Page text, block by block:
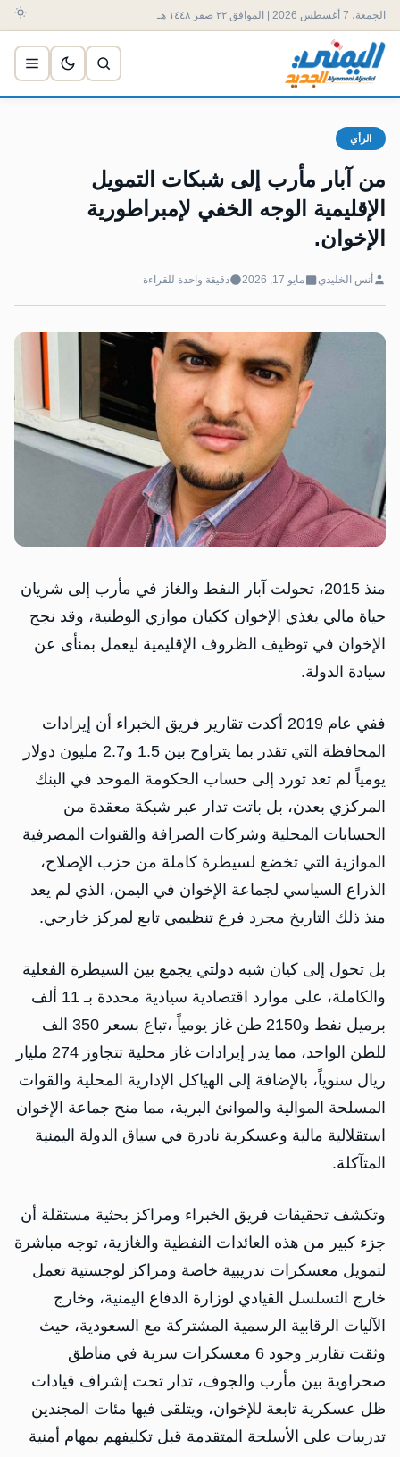
الجمعة، 7 أغسطس 2026 | الموافق ٢٢ صفر ١٤٤٨ هـ
الرأي
من آبار مأرب إلى شبكات التمويل
الإقليمية الوجه الخفي لإمبراطورية
الإخوان.
أنس الخليدي مايو 17, 2026 دقيقة واحدة للقراءة
منذ 2015، تحولت آبار النفط والغاز في مأرب إلى شريان
حياة مالي يغذي الإخوان ككيان موازي الوطنية، وقد نجح
الإخوان في توظيف الظروف الإقليمية ليعمل بمنأى عن
سيادة الدولة.
ففي عام 2019 أكدت تقارير فريق الخبراء أن إيرادات
المحافظة التي تقدر بما يتراوح بين 1.5 و2.7 مليون دولار
يومياً لم تعد تورد إلى حساب الحكومة الموحد في البنك
المركزي بعدن، بل باتت تدار عبر شبكة معقدة من
الحسابات المحلية وشركات الصرافة والقنوات المصرفية
الموازية التي تخضع لسيطرة كاملة من حزب الإصلاح،
الذراع السياسي لجماعة الإخوان في اليمن، الذي لم يعد
منذ ذلك التاريخ مجرد فرع تنظيمي تابع لمركز خارجي.
بل تحول إلى كيان شبه دولتي يجمع بين السيطرة الفعلية
والكاملة، على موارد اقتصادية سيادية محددة بـ 11 ألف
برميل نفط و2150 طن غاز يومياً ،تباع بسعر 350 الف
للطن الواحد، مما يدر إيرادات غاز محلية تتجاوز 274 مليار
ريال سنوياً، بالإضافة إلى الهياكل الإدارية المحلية والقوات
المسلحة الموالية والموانئ البرية، مما منح جماعة الإخوان
استقلالية مالية وعسكرية نادرة في سياق الدولة اليمنية
المتآكلة.
وتكشف تحقيقات فريق الخبراء ومراكز بحثية مستقلة أن
جزء كبير من هذه العائدات النفطية والغازية، توجه مباشرة
لتمويل معسكرات تدريبية خاصة ومراكز لوجستية تعمل
خارج التسلسل القيادي لوزارة الدفاع اليمنية، وخارج
الآليات الرقابية الرسمية المشتركة مع السعودية، حيث
وثقت تقارير وجود 6 معسكرات سرية في مناطق
صحراوية بين مأرب والجوف، تدار تحت إشراف قيادات
ظل عسكرية تابعة للإخوان، ويتلقى فيها مئات المجندين
تدريبات على الأسلحة المتقدمة قبل تكليفهم بمهام أمنية